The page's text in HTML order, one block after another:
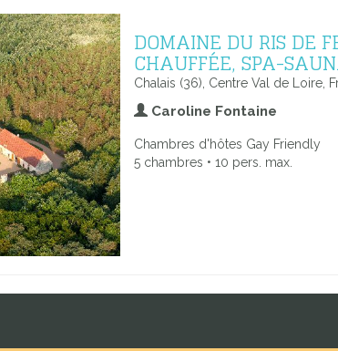
DOMAINE DU RIS DE
CHAUFFÉE, SPA-
Chalais (36), Centre Val de Loire,
Caroline Fontaine
Chambres d'hôtes Gay Friendly
5 chambres • 10 pers. max.